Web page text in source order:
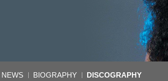
NEWS BIOGRAPHY DISCOGRAPHY